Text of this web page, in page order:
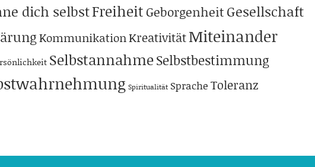
dich selbstFreiheit Geborgenheit Gesellschaft
KommunikationKreativitätMiteinander
SelbstannahmeSelbstbestimmung
Spiritualität Sprache Toleranz